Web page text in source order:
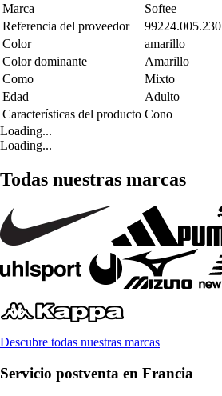
Marca
Softee
Referencia del proveedor
99224.005.230
Color
amarillo
Color dominante
Amarillo
Como
Mixto
Edad
Adulto
Características del producto Cono
Loading...
Loading...
Todas nuestras marcas
Descubre todas nuestras marcas
Servicio postventa en Francia